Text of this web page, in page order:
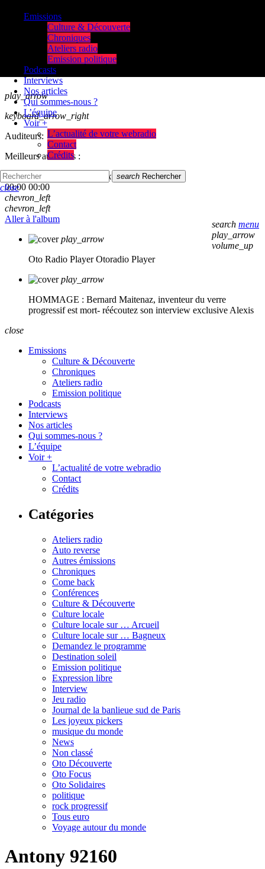
play_arrow
keyboard_arrow_right
Auditeurs:
Meilleurs auditeurs :
skip_previous
skip_next
00:00 00:00
chevron_left
chevron_left
Aller à l'album
play_arrow
Oto Radio Player Otoradio Player
play_arrow
HOMMAGE : Bernard Maitenaz, inventeur du verre
progressif est mort- réécoutez son interview exclusive Alexis
Emissions
Culture & Découverte
Chroniques
Ateliers radio
Emission politique
Podcasts
Interviews
Nos articles
Qui sommes-nous ?
L’équipe
Voir +
L’actualité de votre webradio
Contact
Crédits
search menu
play_arrow
volume_up
search Rechercher
close
close
Emissions
Culture & Découverte
Chroniques
Ateliers radio
Emission politique
Podcasts
Interviews
Nos articles
Qui sommes-nous ?
L’équipe
Voir +
L’actualité de votre webradio
Contact
Crédits
Catégories
Ateliers radio
Auto reverse
Autres émissions
Chroniques
Come back
Conférences
Culture & Découverte
Culture locale
Culture locale sur … Arcueil
Culture locale sur … Bagneux
Demandez le programme
Destination soleil
Emission politique
Expression libre
Interview
Jeu radio
Journal de la banlieue sud de Paris
Les joyeux pickers
musique du monde
News
Non classé
Oto Découverte
Oto Focus
Oto Solidaires
politique
rock progressif
Tous euro
Voyage autour du monde
Antony 92160